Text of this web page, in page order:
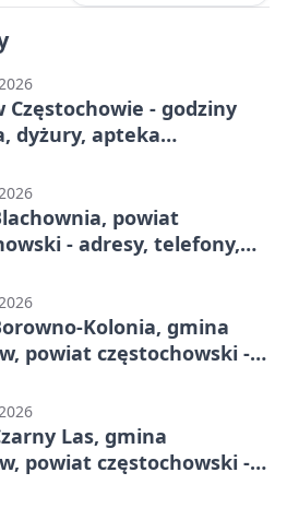
Częstochowie - godziny
dyżury, apteka
powiat
- adresy, telefony,
Kolonia, gmina
powiat częstochowski -
Las, gmina
powiat częstochowski -